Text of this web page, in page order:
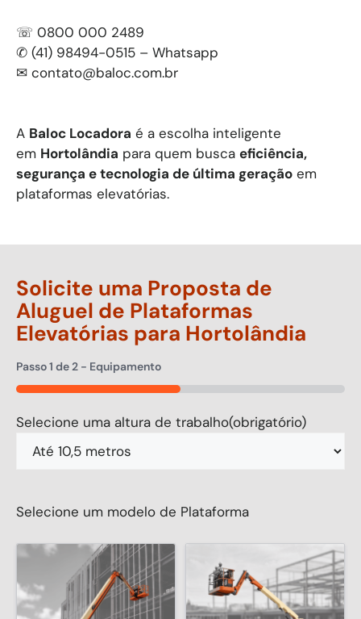
☏ 0800 000 2489
✆ (41) 98494-0515 – Whatsapp
✉ contato@baloc.com.br
A Baloc Locadora é a escolha inteligente
em Hortolândia para quem busca eficiência,
segurança e tecnologia de última geração em
plataformas elevatórias.
Solicite uma Proposta de
Aluguel de Plataformas
Elevatórias para Hortolândia
Passo1 de2 - Equipamento
50%
Selecione uma altura de trabalho(obrigatório)
Selecione um modelo de Plataforma